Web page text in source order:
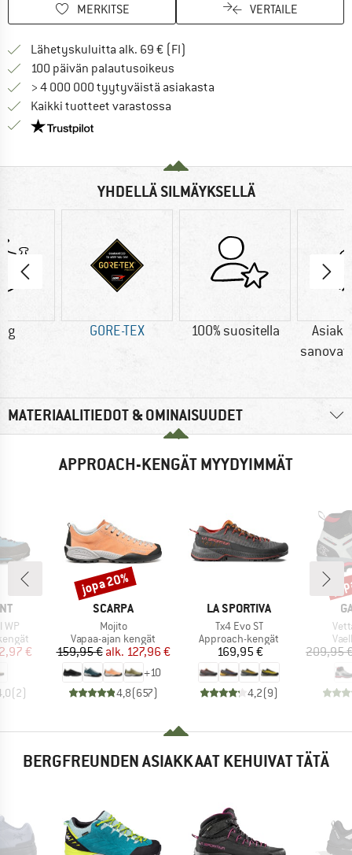
MERKITSE VERTAILE
Lähetyskuluitta alk. 69 € (FI)
100 päivän palautusoikeus
> 4 000 000 tyytyväistä asiakasta
Kaikki tuotteet varastossa
Meillä on Trustpilot -sertifiointi - lue lisää tästä!
YHDELLÄ SILMÄYKSELLÄ
g GORE-TEX 100% suositella
MATERIAALITIEDOT & OMINAISUUDET
APPROACH-KENGÄT MYYDYIMMÄT
WP
hinta
€
(2)
MERKKI
SCARPA
Tuote
Mojito
Tuoteryhmä
Vapaa-ajan kengät
Hinta
159,95 € Alennettu hinta
alk. 127,96 €
+10
4,8(657)
Alennus
jopa 20%
MERKKI
LA SPORTIVA
Tuote
Tx4 Evo ST
Tuoteryhmä
Approach-kengät
Hinta
169,95 €
4,2(9)
209,95
BERGFREUNDEN ASIAKKAAT KEHUIVAT TÄTÄ